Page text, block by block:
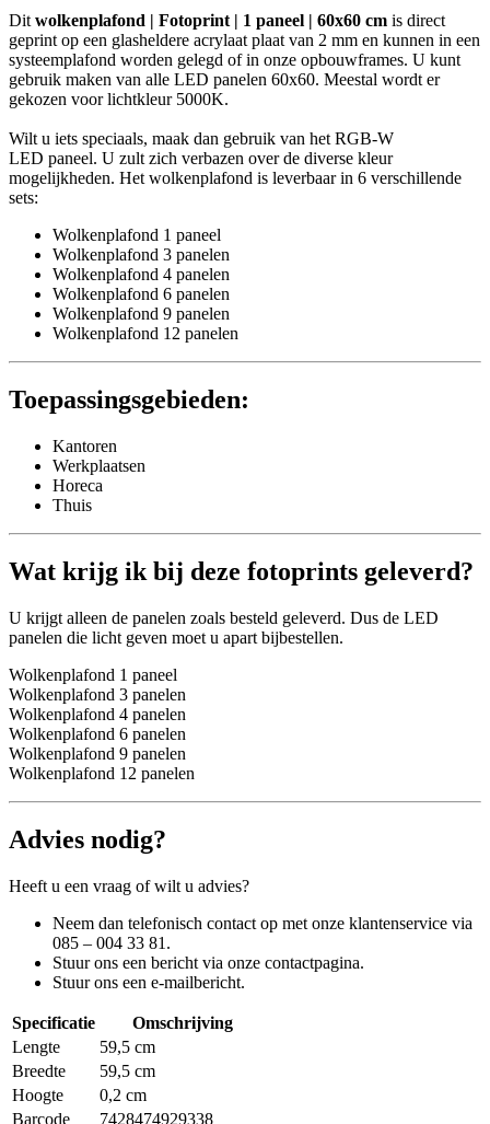
Dit wolkenplafond | Fotoprint | 1 paneel | 60x60 cm is direct
geprint op een glasheldere acrylaat plaat van 2 mm en kunnen in een
systeemplafond worden gelegd of in onze opbouwframes. U kunt
gebruik maken van alle LED panelen 60x60. Meestal wordt er
gekozen voor lichtkleur 5000K.
Wilt u iets speciaals, maak dan gebruik van het RGB-W
LED paneel. U zult zich verbazen over de diverse kleur
mogelijkheden. Het wolkenplafond is leverbaar in 6 verschillende
sets:
Wolkenplafond 1 paneel
Wolkenplafond 3 panelen
Wolkenplafond 4 panelen
Wolkenplafond 6 panelen
Wolkenplafond 9 panelen
Wolkenplafond 12 panelen
Toepassingsgebieden:
Kantoren
Werkplaatsen
Horeca
Thuis
Wat krijg ik bij deze fotoprints geleverd?
U krijgt alleen de panelen zoals besteld geleverd. Dus de LED
panelen die licht geven moet u apart bijbestellen.
Wolkenplafond 1 paneel
Wolkenplafond 3 panelen
Wolkenplafond 4 panelen
Wolkenplafond 6 panelen
Wolkenplafond 9 panelen
Wolkenplafond 12 panelen
Advies nodig?
Heeft u een vraag of wilt u advies?
Neem dan telefonisch contact op met onze klantenservice via
085 – 004 33 81.
Stuur ons een bericht via onze contactpagina.
Stuur ons een e-mailbericht.
Specificatie
Omschrijving
Lengte
59,5 cm
Breedte
59,5 cm
Hoogte
0,2 cm
Barcode
7428474929338